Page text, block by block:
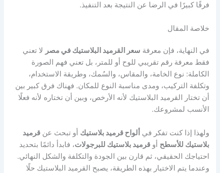
فرقًا كبيرًا في الرضا عن النتيجة بعد التنفيذ.
خلاصة المقال
في النهاية، فإن معرفة سعر القرميد البلاستيك في مصر لا تعني
فقط معرفة رقم تقريبي للوح أو للمتر، بل تعني فهم الصورة
الكاملة: نوع الخامة، والمقاس، والسُمك، وطريقة الاستخدام،
وتكلفة التركيب، ومدى مناسبة النوع للمكان. فهناك فرق كبير بين
أن تختار القرميد البلاستيك لأنه الأرخص، وبين أن تختاره لأنه فعلًا
الأنسب لمشروعك.
ولهذا إذا كنت تفكر في ألواح قرميد بلاستيك أو تبحث عنقرميد
بلاستيك للأسطح أوقرميد بلاستيك للبرجولات، فابدأ دائمًا بتحديد
احتياجك الحقيقي، ثم قارن بين الجودة والتكلفة والشكل النهائي.
وعندما يتم الاختيار بهذه الطريقة، يصبح القرميد البلاستيك حلًا